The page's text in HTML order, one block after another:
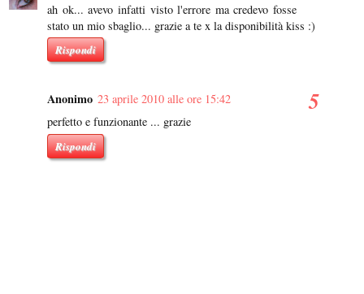
ah ok... avevo infatti visto l'errore ma credevo fosse
stato un mio sbaglio... grazie a te x la disponibilità kiss :)
Rispondi
Anonimo 23 aprile 2010 alle ore 15:42
perfetto e funzionante ... grazie
Rispondi